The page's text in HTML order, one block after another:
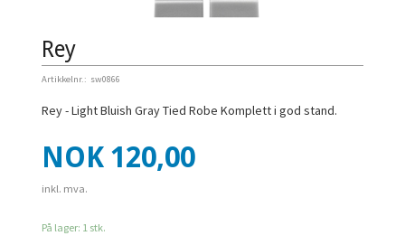
Rey
Artikkelnr.: sw0866
Rey - Light Bluish Gray Tied Robe Komplett i god stand.
Pris
NOK 120,00
inkl. mva.
På lager: 1 stk.